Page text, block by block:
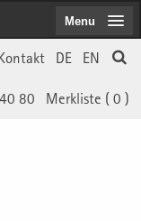
EN
DE
Merkliste ( 0 )
80
Menu